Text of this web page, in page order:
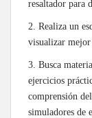
resaltador para
2. Realiza un
visualizar mejor
3. Busca
ejercicios
comprensión
simuladores de